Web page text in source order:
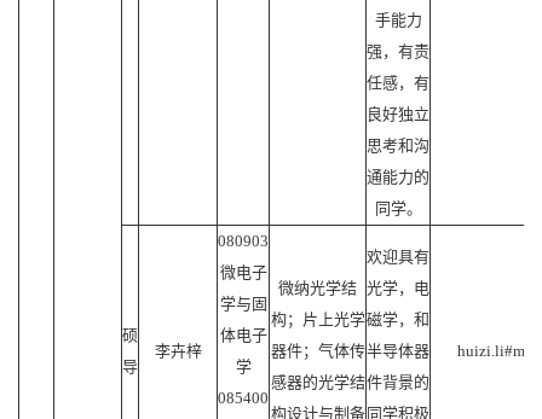
手能力
强，有责
任感，有
良好独立
思考和沟
通能力的
同学。
硕
导
李卉梓
080903
微电子
学与固
体电子
学
085400
微纳光学结
构；片上光学
器件；气体传
感器的光学结
构设计与制备
欢迎具有
光学，电
磁学，和
半导体器
件背景的
同学积极